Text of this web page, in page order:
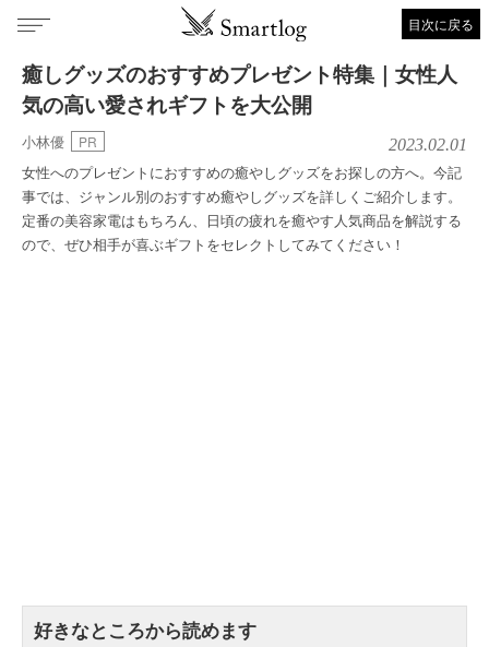
目次に戻る
癒しグッズのおすすめプレゼント特集｜女性人
気の高い愛されギフトを大公開
小林優 PR 2023.02.01
女性へのプレゼントにおすすめの癒やしグッズをお探しの方へ。今記
事では、ジャンル別のおすすめ癒やしグッズを詳しくご紹介します。
定番の美容家電はもちろん、日頃の疲れを癒やす人気商品を解説する
ので、ぜひ相手が喜ぶギフトをセレクトしてみてください！